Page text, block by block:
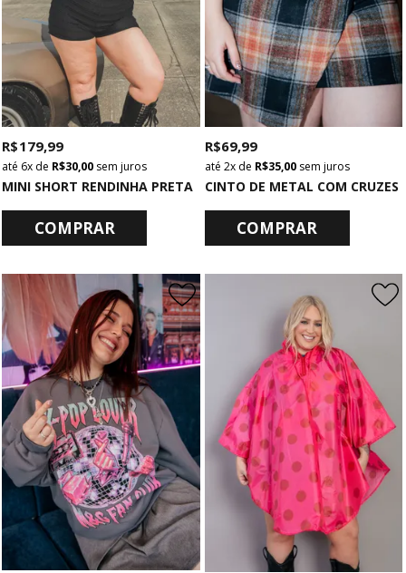
MINI SHORT RENDINHA PRETA
R$ 179,99
6x de R$ 30,00 sem juros
COMPRAR
CINTO DE METAL COM CRUZES
R$ 69,99
2xde R$ 35,00sem juros
COMPRAR